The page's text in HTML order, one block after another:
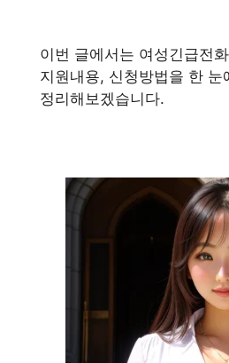
이번 글에서는 여성긴급전
지원내용, 신청방법을 한 눈
정리해보겠습니다.